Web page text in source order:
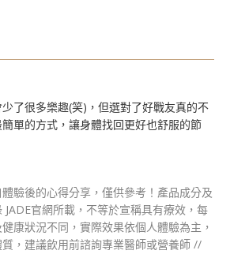
了很多樂趣(笑)，但選對了好戰友真的不
單的方式，讓身體找回更好也舒服的節
驗後的心得分享，僅供參考！產品成分及
官網所載，不等於宣稱具有療效，每
康狀況不同，實際效果依個人體驗為主，
，建議飲用前諮詢專業醫師或營養師 //